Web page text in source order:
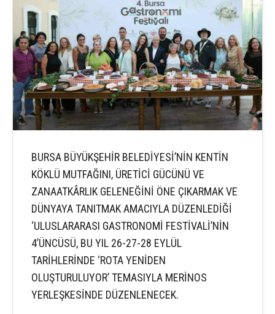
BURSA BÜYÜKŞEHİR BELEDİYESİ’NİN KENTİN
KÖKLÜ MUTFAĞINI, ÜRETİCİ GÜCÜNÜ VE
ZANAATKÂRLIK GELENEĞİNİ ÖNE ÇIKARMAK VE
DÜNYAYA TANITMAK AMACIYLA DÜZENLEDİĞİ
‘ULUSLARARASI GASTRONOMİ FESTİVALİ’NİN
4’ÜNCÜSÜ, BU YIL 26-27-28 EYLÜL
TARİHLERİNDE ‘ROTA YENİDEN
OLUŞTURULUYOR’ TEMASIYLA MERİNOS
YERLEŞKESİNDE DÜZENLENECEK.